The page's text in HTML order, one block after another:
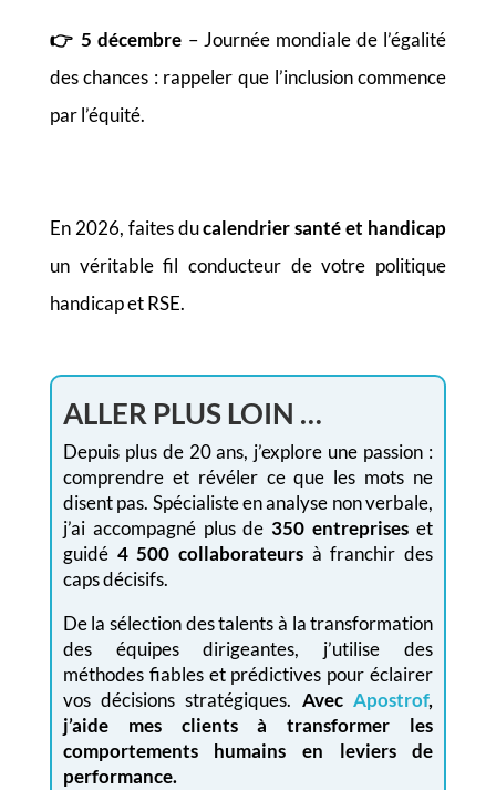
👉5 décembre – Journée mondiale de l’égalité
des chances : rappeler que l’inclusion commence
par l’équité.
En 2026, faites ducalendrier santé et handicap
un véritable fil conducteur de votre politique
handicap et RSE.
ALLER PLUS LOIN …
Depuis plus de 20 ans, j’explore une passion :
comprendre et révéler ce que les mots ne
disent pas. Spécialiste en analyse non verbale,
j’ai accompagné plus de 350 entreprises et
guidé 4 500 collaborateurs à franchir des
caps décisifs.
De la sélection des talents à la transformation
des équipes dirigeantes, j’utilise des
méthodes fiables et prédictives pour éclairer
vos décisions stratégiques. AvecApostrof,
j’aide mes clients à transformer les
comportements humains en leviers de
performance.